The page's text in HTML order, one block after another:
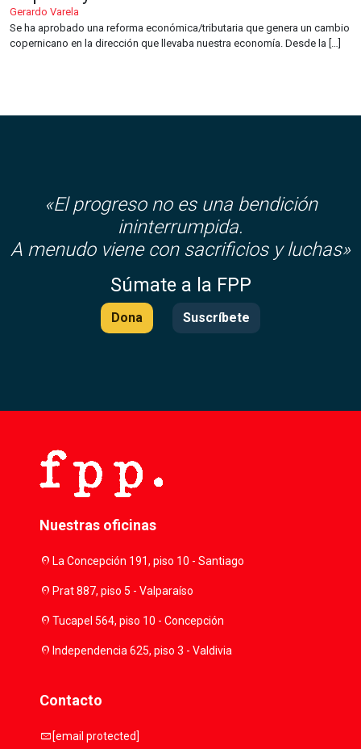
Gerardo Varela
Se ha aprobado una reforma económica/tributaria que genera un cambio
copernicano en la dirección que llevaba nuestra economía. Desde la […]
«El progreso no es una bendición
ininterrumpida.
A menudo viene con sacrificios y luchas»
Súmate a la FPP
Dona Suscríbete
Nuestras oficinas
location_onLa Concepción 191, piso 10 - Santiago
location_onPrat 887, piso 5 - Valparaíso
location_onTucapel 564, piso 10 - Concepción
location_onIndependencia 625, piso 3 - Valdivia
Contacto
mail [email protected]